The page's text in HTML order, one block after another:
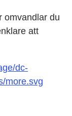
omvandlar du
att
dc-
more.svg